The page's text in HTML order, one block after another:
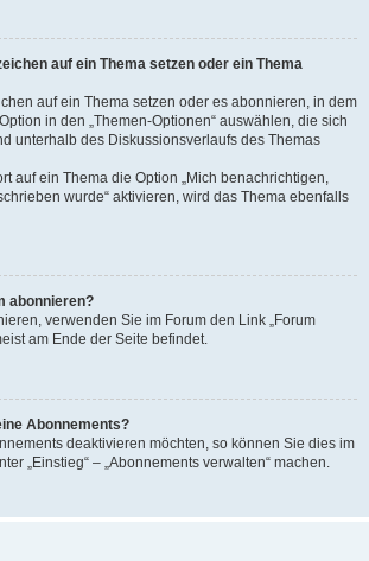
auf ein Thema setzen oder ein Thema
auf ein Thema setzen oder es abonnieren, in dem
in den „Themen-Optionen“ auswählen, die sich
unterhalb des Diskussionsverlaufs des Themas
auf ein Thema die Option „Mich benachrichtigen,
wurde“ aktivieren, wird das Thema ebenfalls
abonnieren?
verwenden Sie im Forum den Link „Forum
am Ende der Seite befindet.
Abonnements?
deaktivieren möchten, so können Sie dies im
„Einstieg“ – „Abonnements verwalten“ machen.